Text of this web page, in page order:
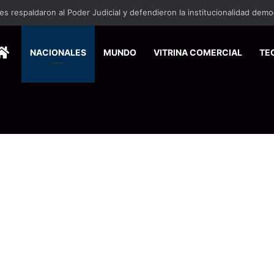
HOMENACIONALES MUNDO VITRINA COMERCIAL